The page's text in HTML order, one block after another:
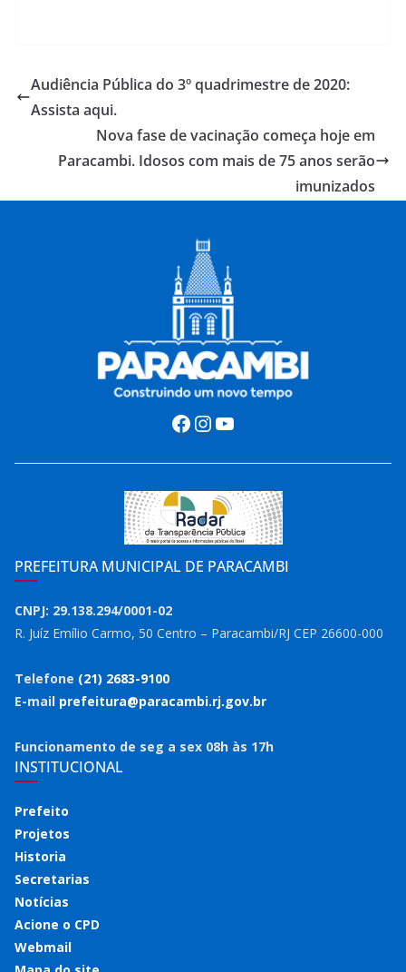
Audiência Pública do 3º quadrimestre de 2020:
Assista aqui.
Nova fase de vacinação começa hoje em
Paracambi. Idosos com mais de 75 anos serão
imunizados
Facebook
Instagram
Youtube
PREFEITURA MUNICIPAL DE PARACAMBI
CNPJ: 29.138.294/0001-02
R. Juíz Emílio Carmo, 50 Centro – Paracambi/RJ CEP 26600-000
Telefone (21) 2683-9100
E-mail prefeitura@paracambi.rj.gov.br
Funcionamento de seg a sex 08h às 17h
INSTITUCIONAL
Prefeito
Projetos
Historia
Secretarias
Notícias
Acione o CPD
Webmail